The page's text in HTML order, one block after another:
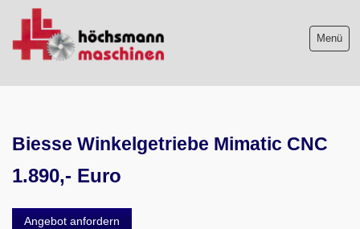
Menü
Maschinenankauf
Shop
Videos
Biesse Winkelgetriebe Mimatic CNC
1.890,- Euro
Angebot anfordern